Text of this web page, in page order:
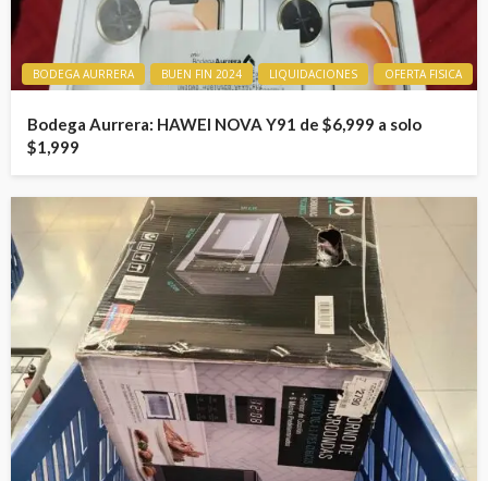
BODEGA AURRERA BUEN FIN 2024 LIQUIDACIONES OFERTA FISICA
Bodega Aurrera: HAWEI NOVA Y91 de $6,999 a solo
$1,999